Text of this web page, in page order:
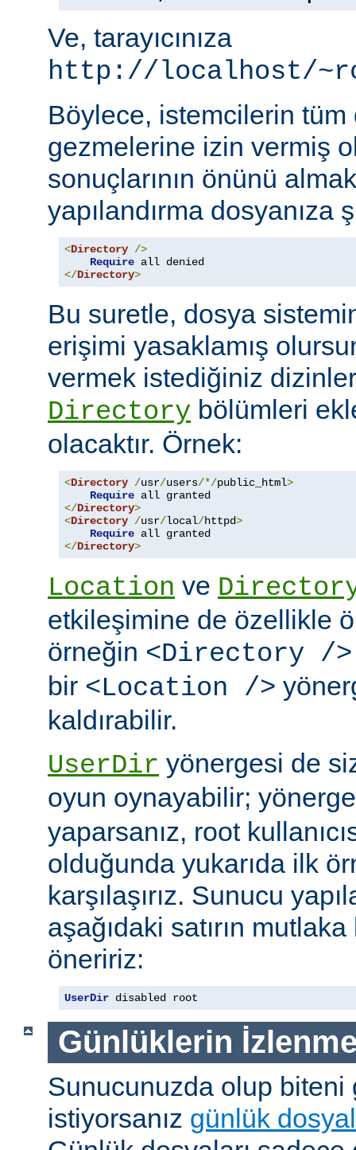
Ve, tarayıcınıza
http://localhost/
Böylece, istemcilerin
gezmelerine izin vermiş
sonuçlarının önünü
yapılandırma dosyanıza
<Directory />
Require
</Directory>
Bu suretle, dosya
erişimi yasaklamış
vermek istediğiniz
Directory bölümleri
olacaktır. Örnek:
<Directory /usr/users/*/public_html>
Require
</Directory>
<Directory /usr/local/httpd>
Require
</Directory>
Location ve
etkileşimine de özellikle
örneğin <Directory />
bir <Location />
kaldırabilir.
UserDir yönergesi de
oyun oynayabilir;
yaparsanız, root
olduğunda yukarıda ilk
karşılaşırız. Sunucu
aşağıdaki satırın mutlaka
öneririz:
UserDir disabled root
Günlüklerin
Sunucunuzda olup
istiyorsanız günlük